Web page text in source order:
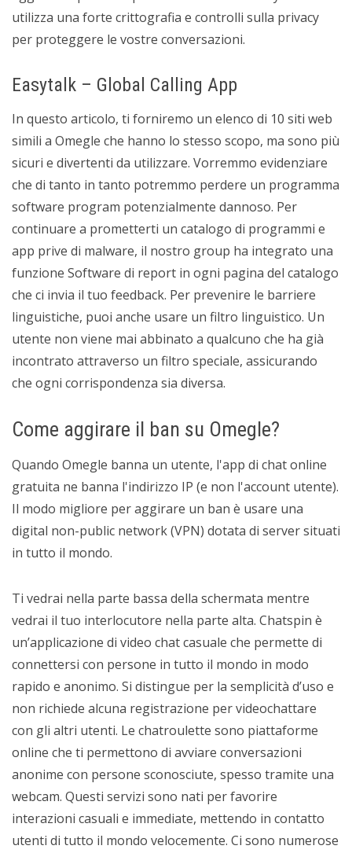
utilizza una forte crittografia e controlli sulla privacy
per proteggere le vostre conversazioni.
Easytalk – Global Calling App
In questo articolo, ti forniremo un elenco di 10 siti web
simili a Omegle che hanno lo stesso scopo, ma sono più
sicuri e divertenti da utilizzare. Vorremmo evidenziare
che di tanto in tanto potremmo perdere un programma
software program potenzialmente dannoso. Per
continuare a prometterti un catalogo di programmi e
app prive di malware, il nostro group ha integrato una
funzione Software di report in ogni pagina del catalogo
che ci invia il tuo feedback. Per prevenire le barriere
linguistiche, puoi anche usare un filtro linguistico. Un
utente non viene mai abbinato a qualcuno che ha già
incontrato attraverso un filtro speciale, assicurando
che ogni corrispondenza sia diversa.
Come aggirare il ban su Omegle?
Quando Omegle banna un utente, l'app di chat online
gratuita ne banna l'indirizzo IP (e non l'account utente).
Il modo migliore per aggirare un ban è usare una
digital non-public network (VPN) dotata di server situati
in tutto il mondo.
Ti vedrai nella parte bassa della schermata mentre
vedrai il tuo interlocutore nella parte alta. Chatspin è
un’applicazione di video chat casuale che permette di
connettersi con persone in tutto il mondo in modo
rapido e anonimo. Si distingue per la semplicità d’uso e
non richiede alcuna registrazione per videochattare
con gli altri utenti. Le chatroulette sono piattaforme
online che ti permettono di avviare conversazioni
anonime con persone sconosciute, spesso tramite una
webcam. Questi servizi sono nati per favorire
interazioni casuali e immediate, mettendo in contatto
utenti di tutto il mondo velocemente. Ci sono numerose